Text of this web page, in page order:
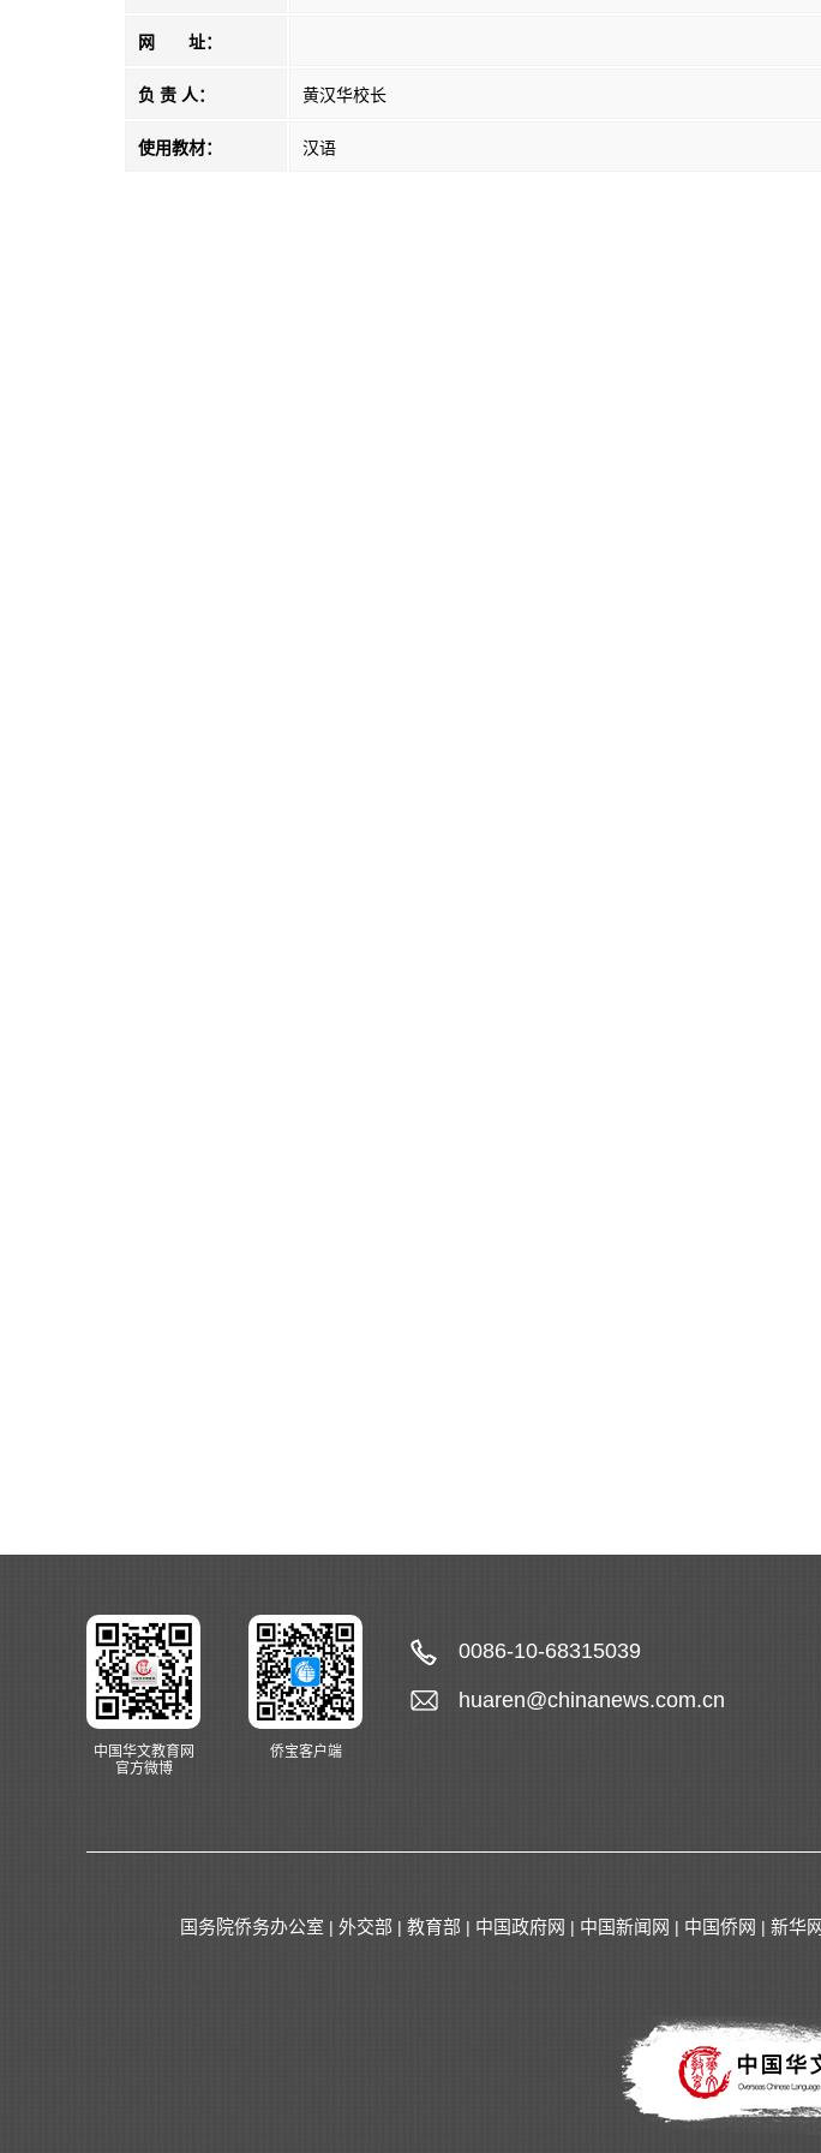
网 址：
负 责 人： 黄汉华校长
使用教材： 汉语
中国华文教育网
官方微博
侨宝客户端
0086-10-68315039
huaren@chinanews.com.cn
国务院侨务办公室 | 外交部 | 教育部 | 中国政府网 | 中国新闻网 | 中国侨网 | 新华网